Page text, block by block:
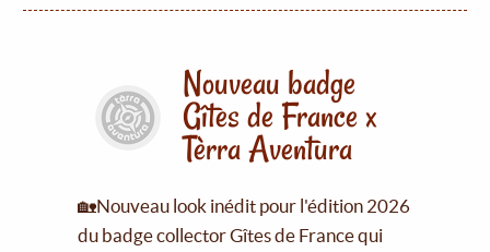
Nouveau badge
Gîtes de France x
Tèrra Aventura
🏡Nouveau look inédit pour l'édition 2026
du badge collector Gîtes de France qui